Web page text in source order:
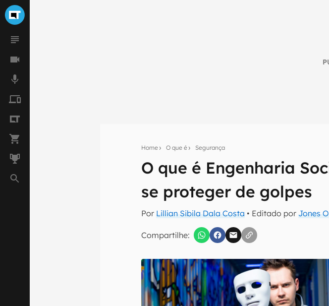
Home O que é Segurança
O que é Engenharia
se proteger de golpes
Por Lillian Sibila Dala Costa • Editado por Jones
Compartilhe:
Seu resumo inteligente do mundo
Assine a newsletter do Canaltech e receba
Confirmo que li, aceito e concordo com os